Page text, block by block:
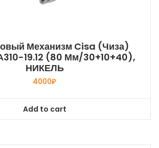
Механизм Cisa (Чиза)
19.12 (80 Мм/30+10+40),
НИКЕЛЬ
4000₽
Add to cart